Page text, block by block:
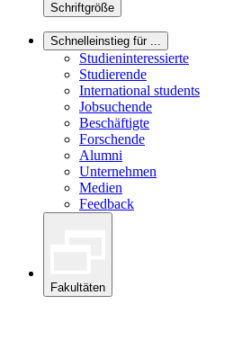
Schriftgröße
Schnelleinstieg für ...
Studieninteressierte
Studierende
International students
Jobsuchende
Beschäftigte
Forschende
Alumni
Unternehmen
Medien
Feedback
Fakultäten